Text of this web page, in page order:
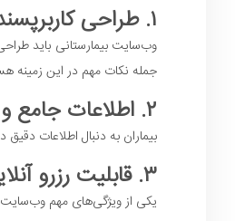
۱. طراحی کاربرپسند
وب‌سایت بیمارستانی باید
جمله نکات مهم در این زمینه
۲. اطلاعات جامع و دقیق
بیماران به دنبال اطلاعات
۳. قابلیت رزرو آنلاین
یکی از ویژگی‌های مهم